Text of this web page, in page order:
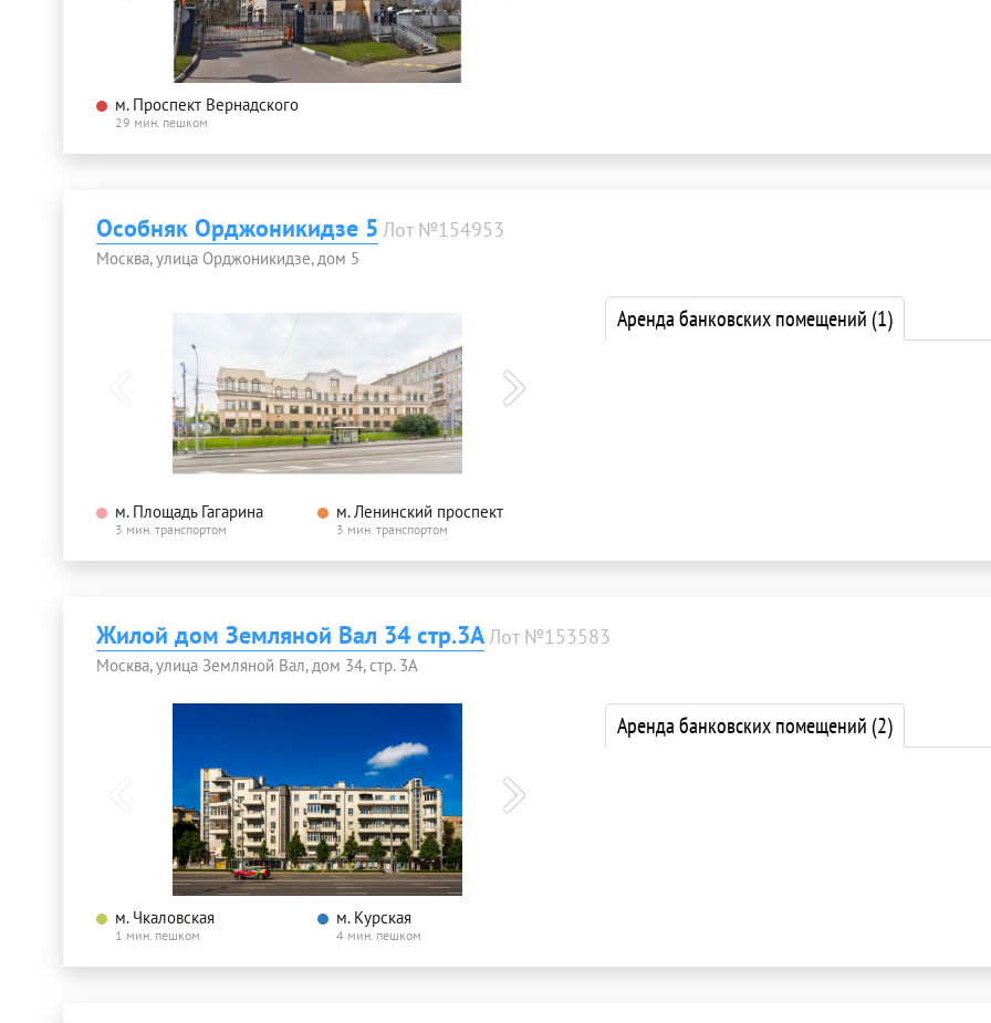
м. Проспект Вернадского
29 мин. пешком
Особняк Орджоникидзе 5 Лот №154953
Москва, улица Орджоникидзе, дом 5
м. Площадь Гагарина
3 мин. транспортом
м. Ленинский проспект
3 мин. транспортом
Аренда банковских помещений (1)
Жилой дом Земляной Вал 34 стр.3А Лот №153583
Москва, улица Земляной Вал, дом 34, стр. 3А
м. Чкаловская
1 мин. пешком
м. Курская
4 мин. пешком
Аренда банковских помещений (2)